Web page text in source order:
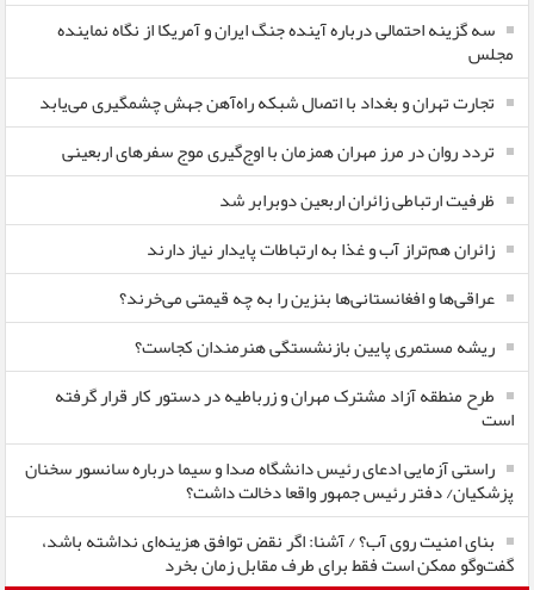
سه گزینه احتمالی درباره آینده جنگ ایران و آمریکا از نگاه نماینده
مجلس
تجارت تهران و بغداد با اتصال شبکه راه‌آهن جهش چشمگیری می‌یابد
تردد روان در مرز مهران همزمان با اوج‌گیری موج سفرهای اربعینی
ظرفیت ارتباطی زائران اربعین دوبرابر شد
زائران هم‌تراز آب و غذا به ارتباطات پایدار نیاز دارند
عراقی‌ها و افغانستانی‌ها بنزین را به چه قیمتی می‌خرند؟
ریشه مستمری پایین بازنشستگی هنرمندان کجاست؟
طرح منطقه آزاد مشترک مهران و زرباطیه در دستور کار قرار گرفته
است
راستی آزمایی ادعای رئیس دانشگاه صدا و سیما درباره سانسور سخنان
پزشکیان/ دفتر رئیس جمهور واقعا دخالت داشت؟
بنای امنیت روی آب؟ / آشنا: اگر نقض توافق هزینه‌ای نداشته باشد،
گفت‌وگو ممکن است فقط برای طرف مقابل زمان بخرد